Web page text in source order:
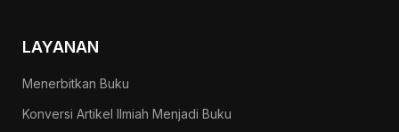
LAYANAN
Menerbitkan Buku
Konversi Artikel Ilmiah Menjadi Buku